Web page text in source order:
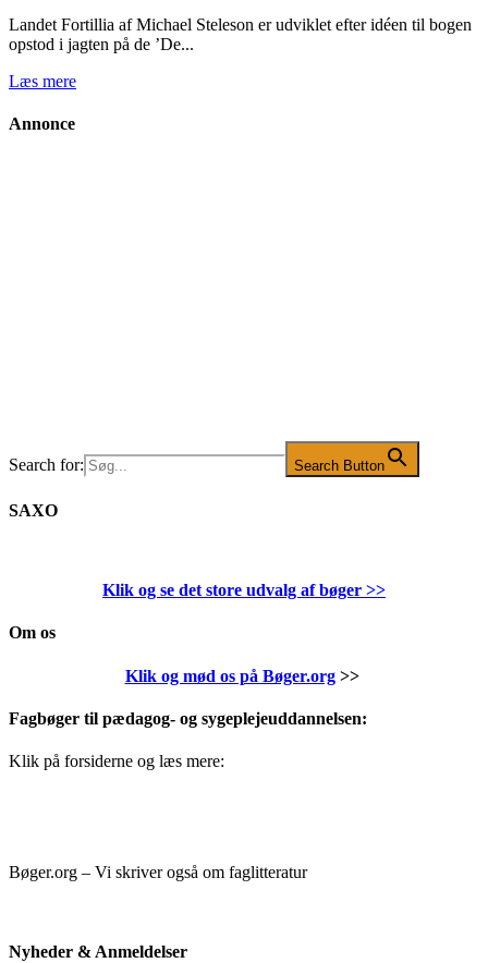
Landet Fortillia af Michael Steleson er udviklet efter idéen til bogen
opstod i jagten på de ’De...
Læs mere
Annonce
Search for: Search Button
SAXO
Klik og se det store udvalg af bøger >>
Om os
Klik og mød os på Bøger.org>>
Fagbøger til pædagog- og sygeplejeuddannelsen:
Klik på forsiderne og læs mere:
Bøger.org – Vi skriver også om faglitteratur
Nyheder & Anmeldelser